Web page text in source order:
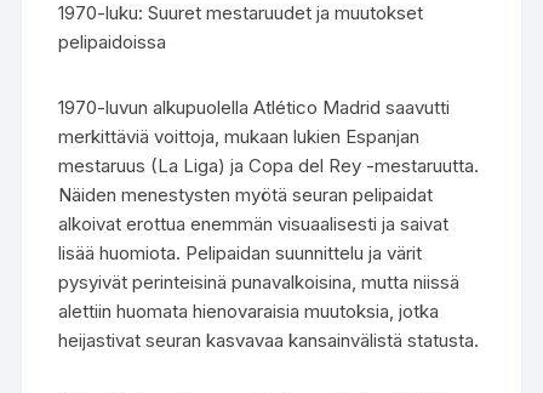
1970-luku: Suuret mestaruudet ja muutokset
pelipaidoissa
1970-luvun alkupuolella Atlético Madrid saavutti
merkittäviä voittoja, mukaan lukien Espanjan
mestaruus (La Liga) ja Copa del Rey -mestaruutta.
Näiden menestysten myötä seuran pelipaidat
alkoivat erottua enemmän visuaalisesti ja saivat
lisää huomiota. Pelipaidan suunnittelu ja värit
pysyivät perinteisinä punavalkoisina, mutta niissä
alettiin huomata hienovaraisia muutoksia, jotka
heijastivat seuran kasvavaa kansainvälistä statusta.